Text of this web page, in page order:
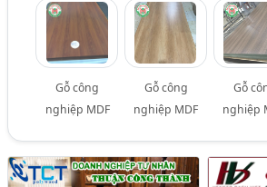
Gỗ công
nghiệp MDF
Gỗ công
nghiệp MDF
Gỗ
nghiệp